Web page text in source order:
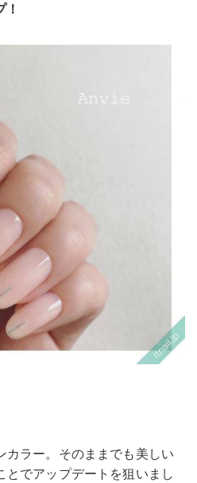
カラー。そのままでも美しい
とでアップデートを狙いまし